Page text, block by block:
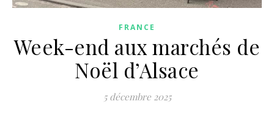
FRANCE
Week-end aux marchés de
Noël d’Alsace
5 décembre 2025